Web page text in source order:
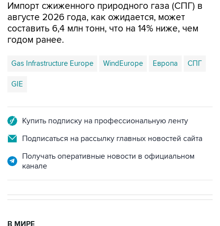
Импорт сжиженного природного газа (СПГ) в
августе 2026 года, как ожидается, может
составить 6,4 млн тонн, что на 14% ниже, чем
годом ранее.
Gas Infrastructure Europe WindEurope Европа СПГ
GIE
Купить подписку на профессиональную ленту
Подписаться на рассылку главных новостей сайта
Получать оперативные новости в официальном
канале